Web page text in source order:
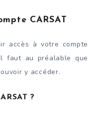
CARSAT
accès à votre compte
faut au préalable que
y accéder.
?